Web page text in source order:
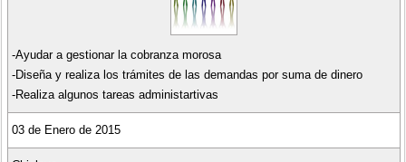
-Ayudar a gestionar la cobranza morosa
-Diseña y realiza los trámites de las demandas por suma de dinero
-Realiza algunos tareas administartivas
03 de Enero de 2015